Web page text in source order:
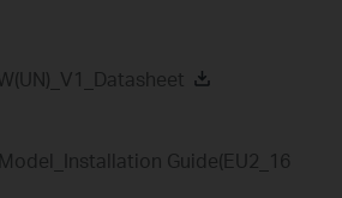
Guide(EU2_16